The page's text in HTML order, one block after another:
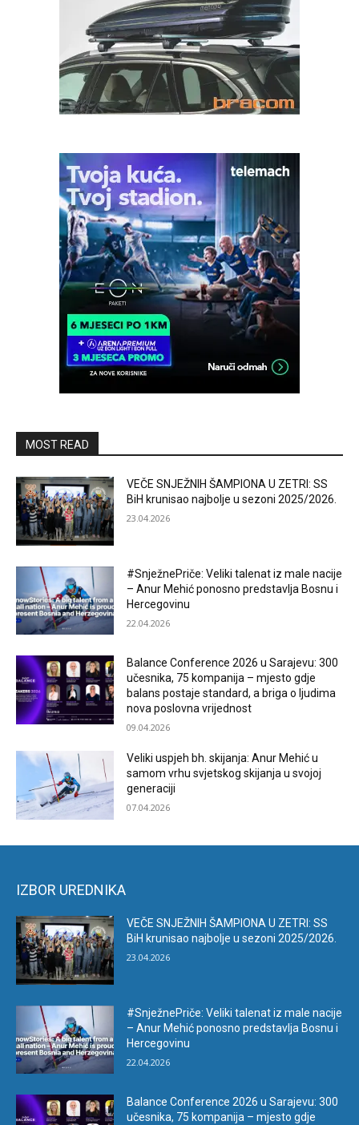
MOST READ
VEČE SNJEŽNIH ŠAMPIONA U ZETRI: SS
BiH krunisao najbolje u sezoni 2025/2026.
23.04.2026
#SnježnePriče: Veliki talenat iz male nacije
– Anur Mehić ponosno predstavlja Bosnu i
Hercegovinu
22.04.2026
Balance Conference 2026 u Sarajevu: 300
učesnika, 75 kompanija – mjesto gdje
balans postaje standard, a briga o ljudima
nova poslovna vrijednost
09.04.2026
Veliki uspjeh bh. skijanja: Anur Mehić u
samom vrhu svjetskog skijanja u svojoj
generaciji
07.04.2026
IZBOR UREDNIKA
VEČE SNJEŽNIH ŠAMPIONA U ZETRI: SS
BiH krunisao najbolje u sezoni 2025/2026.
23.04.2026
#SnježnePriče: Veliki talenat iz male nacije
– Anur Mehić ponosno predstavlja Bosnu i
Hercegovinu
22.04.2026
Balance Conference 2026 u Sarajevu: 300
učesnika, 75 kompanija – mjesto gdje